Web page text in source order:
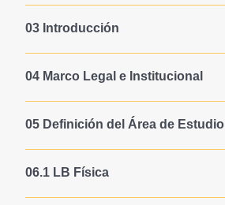
03 Introducción
04 Marco Legal e Institucional
05 Definición del Área de Estudio
06.1 LB Física